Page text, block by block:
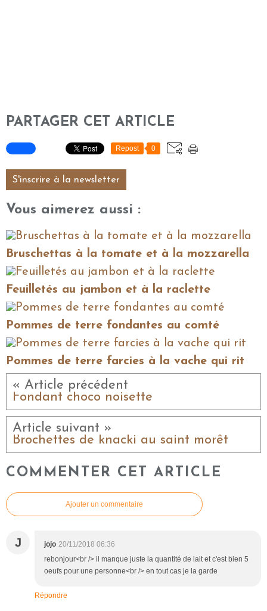
PARTAGER CET ARTICLE
Repost 0
S'inscrire à la newsletter
Vous aimerez aussi :
Bruschettas à la tomate et à la mozzarella
Feuilletés au jambon et à la raclette
Pommes de terre fondantes au comté
Pommes de terre farcies à la vache qui rit
« Article précédent
Fondant choco noisette
Article suivant »
Brochettes de knacki au saint morêt
COMMENTER CET ARTICLE
Ajouter un commentaire
J jojo 20/11/2018 06:36
rebonjour<br /> il manque juste la quantité de lait et c'est bien 5
oeufs pour une personne<br /> en tout cas je la garde
Répondre